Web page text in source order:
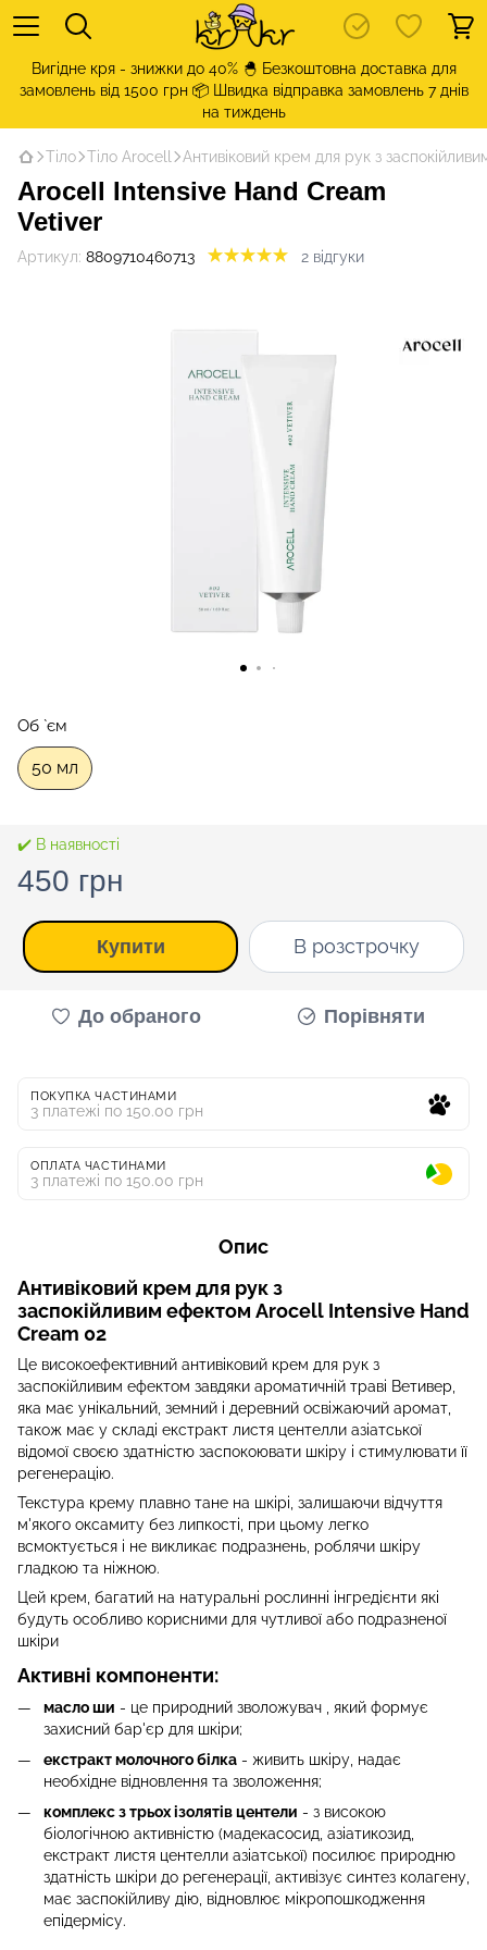
Вигідне кря - знижки до 40% 🐣 Безкоштовна доставка для
замовлень від 1500 грн 📦 Швидка відправка замовлень 7 днів
на тиждень
Тіло Тіло Arocell Антивіковий крем для рук з
Arocell Intensive Hand Cream
Vetiver
Артикул: 8809710460713 2 відгуки
Об `єм
50 мл
✔️ В наявності
450 грн
Купити В розстрочку
До обраного Порівняти
ПОКУПКА ЧАСТИНАМИ
3 платежі по 150.00 грн
ОПЛАТА ЧАСТИНАМИ
3 платежі по 150.00 грн
Опис
Антивіковий крем для рук з
заспокійливим ефектом Arocell Intensive Hand
Cream 02
Це високоефективний антивіковий крем для рук з
заспокійливим ефектом завдяки ароматичній траві Ветивер,
яка має унікальний, земний і деревний освіжаючий аромат,
також має у складі екстракт листя центелли азіатської
відомої своєю здатністю заспокоювати шкіру і стимулювати її
регенерацію.
Текстура крему плавно тане на шкірі, залишаючи відчуття
м'якого оксамиту без липкості, при цьому легко
всмоктується і не викликає подразнень, роблячи шкіру
гладкою та ніжною.
Цей крем, багатий на натуральні рослинні інгредієнти які
будуть особливо корисними для чутливої або подразненої
шкіри
Активні компоненти:
масло ши - це природний зволожувач , який формує
захисний бар'єр для шкіри;
екстракт молочного білка - живить шкіру, надає
необхідне відновлення та зволоження;
комплекс з трьох ізолятів центели - з високою
біологічною активністю (мадекасосид, азіатикозид, ​​
екстракт листя центелли азіатської) посилює природню
здатність шкіри до регенерації, активізує синтез колагену,
має заспокійливу дію, відновлює мікропошкодження
епідермісу.